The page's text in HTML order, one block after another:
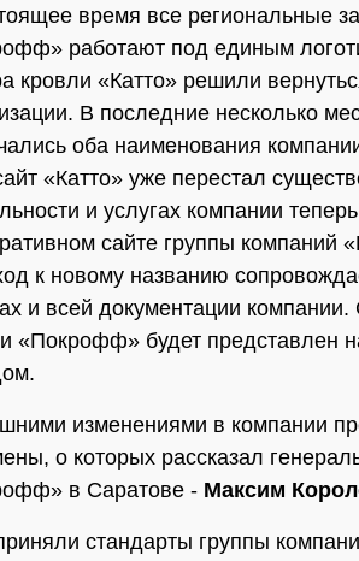
время все региональные
работают под единым
кровли «Катто» решили
В последние несколько
оба наименования
«Катто» уже перестал
и услугах компании
сайте группы компаний
к новому названию
и всей документации
«Покрофф» будет представлен
изменениями в компании
о которых рассказал
в Саратове - Максим
стандарты группы